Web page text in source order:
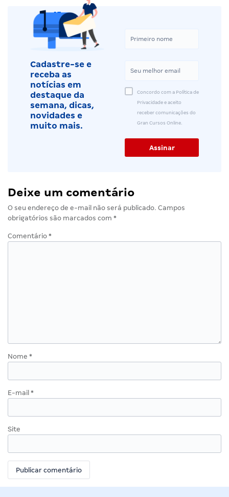
Cadastre-se e
receba as
notícias em
destaque da
semana, dicas,
novidades e
muito mais.
Concordo com a Política de
Privacidade e aceito
receber comunicações do
Gran Cursos Online.
Deixe um comentário
O seu endereço de e-mail não será publicado. Campos
obrigatórios são marcados com *
Comentário *
Nome *
E-mail *
Site